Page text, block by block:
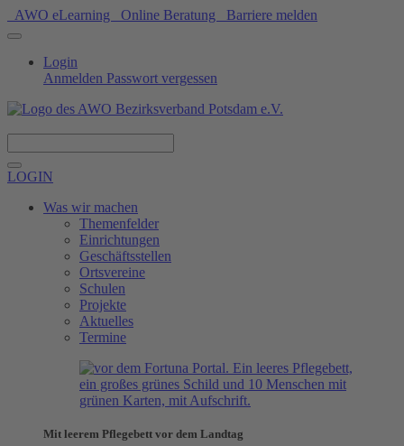
AWO eLearning Online Beratung Barriere melden
Login
Anmelden Passwort vergessen
LOGIN
Was wir machen
Themenfelder
Einrichtungen
Geschäftsstellen
Ortsvereine
Schulen
Projekte
Aktuelles
Termine
Mit leerem Pflegebett vor dem Landtag